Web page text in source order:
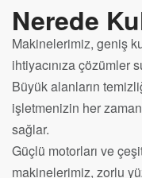
Nerede
Makinelerimiz, geniş
ihtiyacınıza çözümler
Büyük alanların
işletmenizin her
sağlar.
Güçlü motorları ve
makinelerimiz, zorlu